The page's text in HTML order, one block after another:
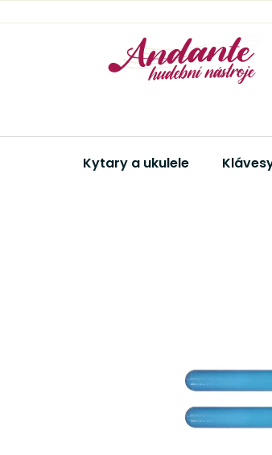
na
Kytary a ukulele